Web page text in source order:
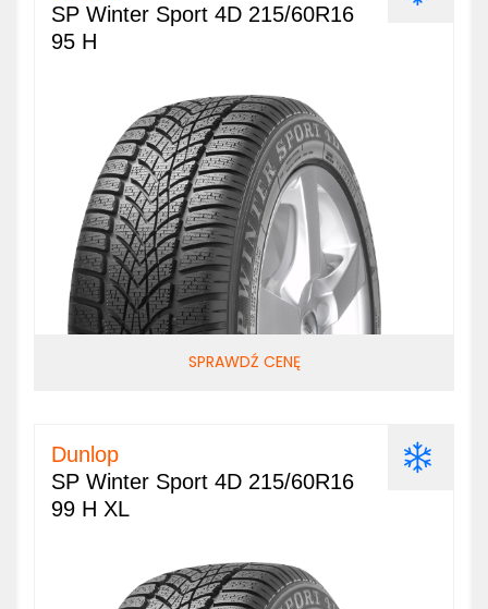
SP Winter Sport 4D 215/60R16
95 H
SPRAWDŹ CENĘ
Dunlop
SP Winter Sport 4D 215/60R16
99 H XL